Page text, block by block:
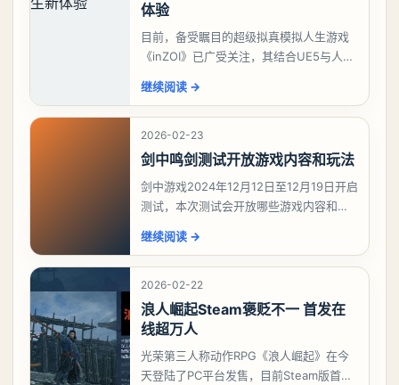
体验
目前，备受瞩目的超级拟真模拟人生游戏
《inZOI》已广受关注，其结合UE5与人工
期待榜上脱颖而出，稳坐榜首。对于这款
深受模拟
继续阅读 →
2026-02-23
剑中鸣剑测试开放游戏内容和玩法
剑中游戏2024年12月12日至12月19日开启
测试，本次测试会开放哪些游戏内容和玩
剑测试开放游戏内容和玩法，想要了解详
情的
继续阅读 →
2026-02-22
浪人崛起Steam褒贬不一 首发在
线超万人
光荣第三人称动作RPG《浪人崛起》在今
天登陆了PC平台发售，目前Steam版首发